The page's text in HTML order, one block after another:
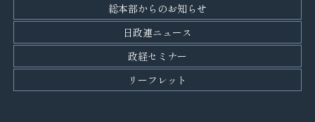
総本部からのお知らせ
日政連ニュース
政経セミナー
リーフレット